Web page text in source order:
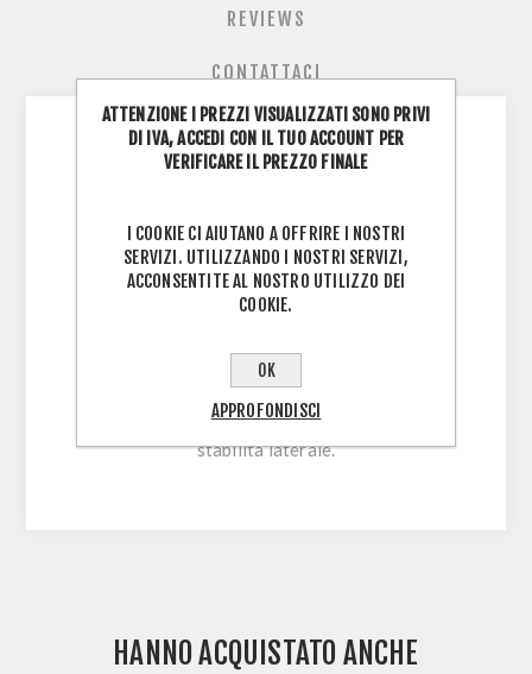
REVIEWS
CONTATTACI
Progettato per imitare i movimenti del
l’agilità, rinforzando gli addominali.
Utilissimo per il riscaldamento. Base di
appoggio ampia per l’appoggio comodo del
avere un rocker non pronunciato.
Profilo trasversale piatto per avere più
stabilità laterale.
HANNO ACQUISTATO ANCHE
ATTENZIONE I PREZZI VISUALIZZATI SONO PRIVI
DI IVA, ACCEDI CON IL TUO ACCOUNT PER
VERIFICARE IL PREZZO FINALE
I COOKIE CI AIUTANO A OFFRIRE I NOSTRI
SERVIZI. UTILIZZANDO I NOSTRI SERVIZI,
ACCONSENTITE AL NOSTRO UTILIZZO DEI
COOKIE.
OK
APPROFONDISCI